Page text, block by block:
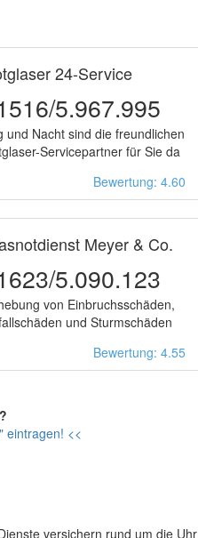
24-Service
5.967.995
und Nacht sind die freundlichen
Servicepartner für Sie da
Bewertung: 4.60
Meyer & Co.
5.090.123
von Einbruchsschäden,
und Sturmschäden
Bewertung: 4.55
eintragen! <<
versichern rund um die Uhr